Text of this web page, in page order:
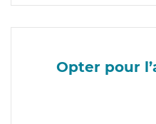
Opter pour